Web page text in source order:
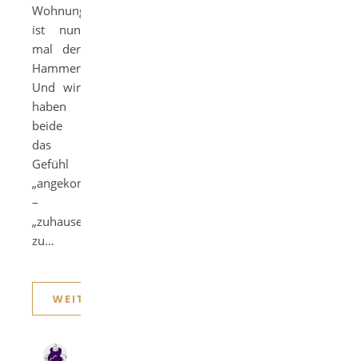
Wohnung
ist nun
mal der
Hammer.
Und wir
haben
beide
das
Gefühl
„angekommen“
–
„zuhause“
zu…
WEITERLESEN